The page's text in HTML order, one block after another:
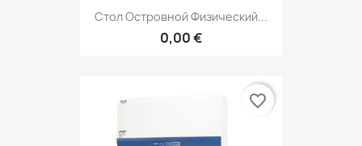
Стол Островной Физический...
0,00 €
favorite_border